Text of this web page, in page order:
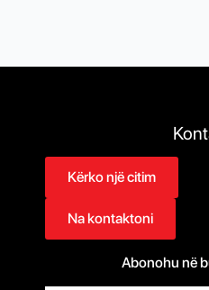
Kërko një citim
Na kontaktoni
Abonohu në